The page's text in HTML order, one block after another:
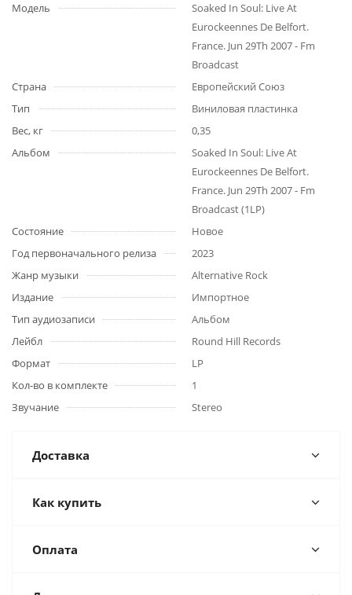
Модель
Soaked In Soul: Live At
Eurockeennes De Belfort.
France. Jun 29Th 2007 - Fm
Broadcast
Страна
Европейский Союз
Тип
Виниловая пластинка
Вес, кг
0,35
Альбом
Soaked In Soul: Live At
Eurockeennes De Belfort.
France. Jun 29Th 2007 - Fm
Broadcast (1LP)
Состояние
Новое
Год первоначального релиза
2023
Жанр музыки
Alternative Rock
Издание
Импортное
Тип аудиозаписи
Альбом
Лейбл
Round Hill Records
Формат
LP
Кол-во в комплекте
1
Звучание
Stereo
Доставка
Как купить
Оплата